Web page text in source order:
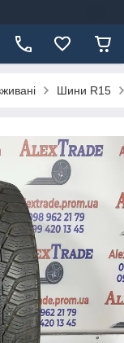
Шини R15